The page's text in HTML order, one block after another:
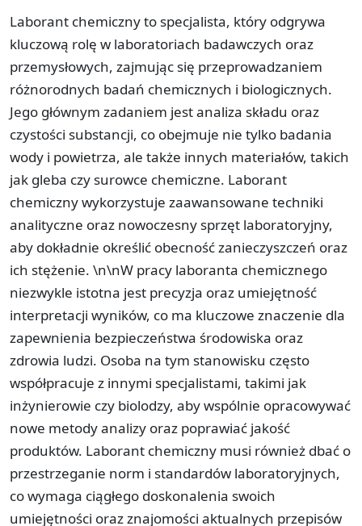
Laborant chemiczny to specjalista, który odgrywa
kluczową rolę w laboratoriach badawczych oraz
przemysłowych, zajmując się przeprowadzaniem
różnorodnych badań chemicznych i biologicznych.
Jego głównym zadaniem jest analiza składu oraz
czystości substancji, co obejmuje nie tylko badania
wody i powietrza, ale także innych materiałów, takich
jak gleba czy surowce chemiczne. Laborant
chemiczny wykorzystuje zaawansowane techniki
analityczne oraz nowoczesny sprzęt laboratoryjny,
aby dokładnie określić obecność zanieczyszczeń oraz
ich stężenie. \n\nW pracy laboranta chemicznego
niezwykle istotna jest precyzja oraz umiejętność
interpretacji wyników, co ma kluczowe znaczenie dla
zapewnienia bezpieczeństwa środowiska oraz
zdrowia ludzi. Osoba na tym stanowisku często
współpracuje z innymi specjalistami, takimi jak
inżynierowie czy biolodzy, aby wspólnie opracowywać
nowe metody analizy oraz poprawiać jakość
produktów. Laborant chemiczny musi również dbać o
przestrzeganie norm i standardów laboratoryjnych,
co wymaga ciągłego doskonalenia swoich
umiejętności oraz znajomości aktualnych przepisów